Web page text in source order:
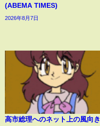
(ABEMA TIMES)
2026年8月7日
高市総理へのネット上の風向き